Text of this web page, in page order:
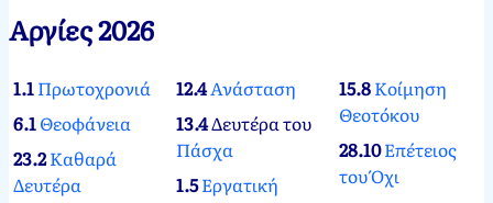
Αργίες 2026
1.1Πρωτοχρονιά
6.1Θεοφάνεια
23.2Καθαρά
Δευτέρα
12.4Ανάσταση
13.4Δευτέρα του
Πάσχα
1.5Εργατική
15.8Κοίμηση
Θεοτόκου
28.10Επέτειος
του Όχι